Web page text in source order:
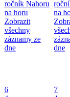
ročník Nahoru
na horu
Zobrazit
všechny
záznamy ze
dne
na
dne
6
7